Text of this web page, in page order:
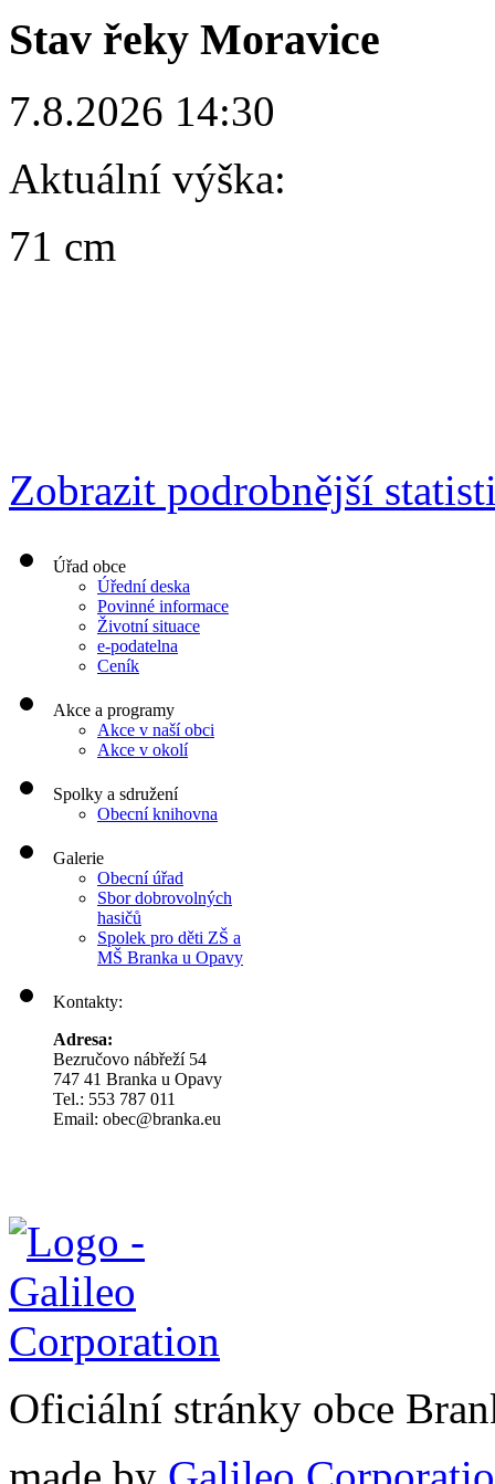
Stav řeky Moravice
7.8.2026 14:30
Aktuální výška:
71 cm
Zobrazit podrobnější
Úřad obce
Úřední deska
Povinné informace
Životní situace
e-podatelna
Ceník
Akce a programy
Akce v naší obci
Akce v okolí
Spolky a sdružení
Obecní knihovna
Galerie
Obecní úřad
Sbor dobrovolných
hasičů
Spolek pro děti ZŠ a
MŠ Branka u Opavy
Kontakty:
Adresa:
Bezručovo nábřeží 54
747 41 Branka u Opavy
Tel.: 553 787 011
Email: obec@branka.eu
Oficiální stránky obce